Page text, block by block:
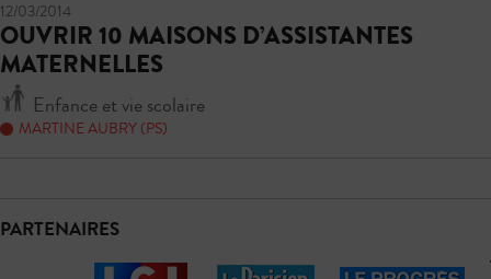
12/03/2014
OUVRIR 10 MAISONS D’ASSISTANTES
MATERNELLES
Enfance et vie scolaire
MARTINE AUBRY (PS)
PARTENAIRES